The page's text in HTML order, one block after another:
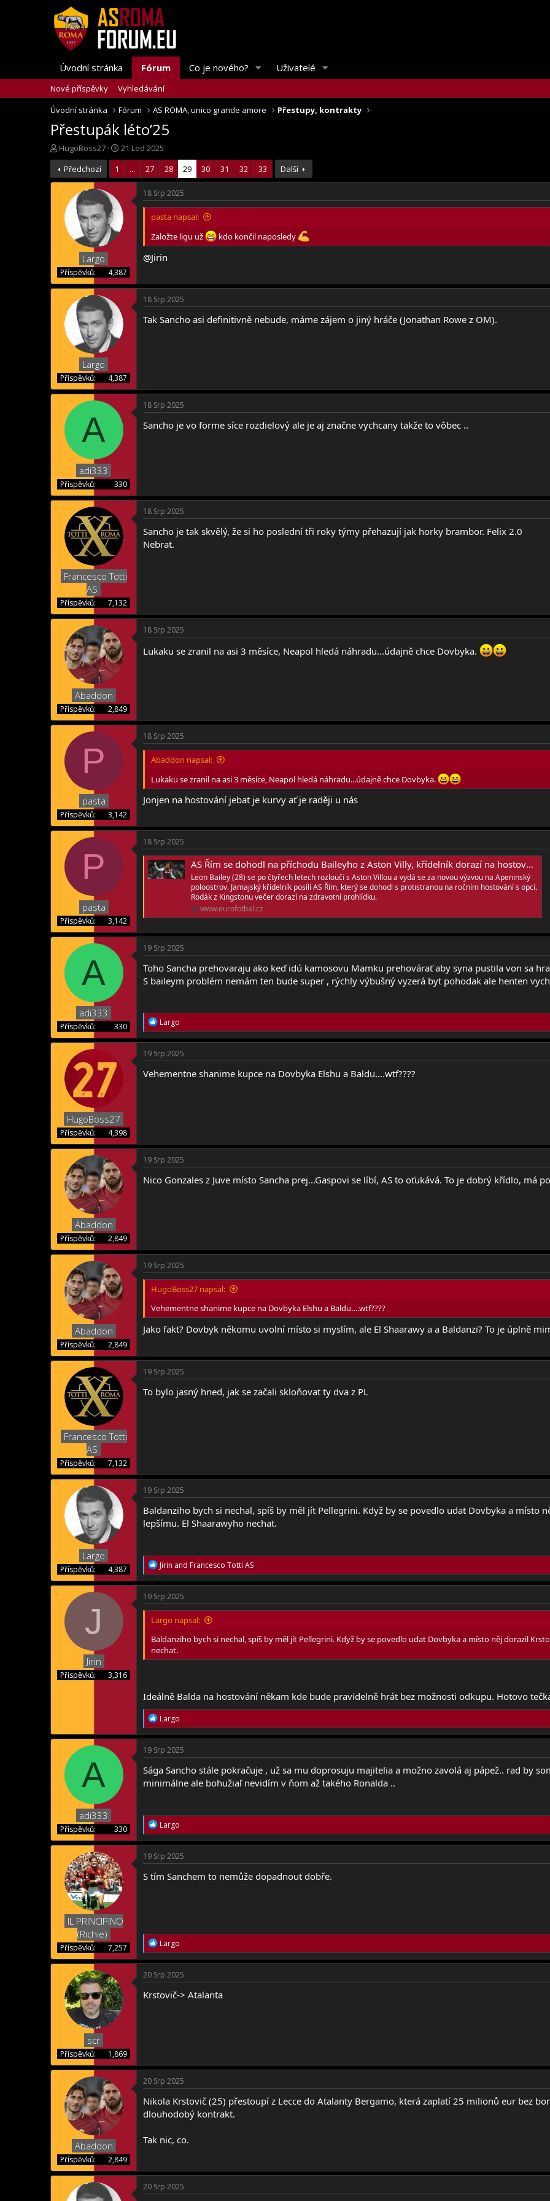
Úvodní stránka Fórum Co je nového? Uživatelé
Nové příspěvky
Vyhledávání
Úvodní stránka
Fórum AS ROMA, unico grande amore Přestupy, kontrakty
Přestupák léto’25
T
h
r
e
e
r
HugoBoss27
S
t
r
a
t
21 Led 2025
Předchozí
1 ... 27 28 29 30 31 32 33 Další
Largo
Příspěvků 4,387
18 Srp 2025
pasta napsal:
Založte ligu už
kdo končil naposledy
@Jirin
Largo
Příspěvků 4,387
18 Srp 2025
Tak Sancho asi definitivně nebude, máme zájem o jiný hráče (Jonathan Rowe z OM).
A
adi333
Příspěvků 330
18 Srp 2025
Sancho je vo forme síce rozdielový ale je aj značne vychcany takže to vôbec ..
Francesco Totti
AS
Příspěvků 7,132
18 Srp 2025
Sancho je tak skvělý, že si ho poslední tři roky týmy přehazují jak horky brambor. Felix 2.0
Nebrat.
Abaddon
Příspěvků 2,849
18 Srp 2025
Lukaku se zranil na asi 3 měsíce, Neapol hledá náhradu...údajně chce Dovbyka.
P
pasta
Příspěvků 3,142
18 Srp 2025
Abaddon napsal:
Lukaku se zranil na asi 3 měsíce, Neapol hledá náhradu...údajně chce Dovbyka.
Jonjen na hostování jebat je kurvy ať je raději u nás
P
pasta
Příspěvků 3,142
18 Srp 2025
AS Řím se dohodl na příchodu Baileyho z Aston Villy, křídelník dorazí na hostování s opcí
Leon Bailey (28) se po čtyřech letech rozloučí s Aston Villou a vydá se za novou výzvou na Apeninský
poloostrov. Jamajský křídelník posílí AS Řím, který se dohodl s protistranou na ročním hostování s opcí.
Rodák z Kingstonu večer dorazí na zdravotní prohlídku.
www.eurofotbal.cz
A
adi333
Příspěvků 330
19 Srp 2025
Toho Sancha prehovaraju ako keď idú kamosovu Mamku prehovárať aby syna pustila von sa
S baileym problém nemám ten bude super , rýchly výbušný vyzerá byt pohodak ale henten
R
e
a
c
t
i
o
Largo
HugoBoss27
Příspěvků 4,398
19 Srp 2025
Vehementne shanime kupce na Dovbyka Elshu a Baldu….wtf????
Abaddon
Příspěvků 2,849
19 Srp 2025
Nico Gonzales z Juve místo Sancha prej...Gaspovi se líbí, AS to oťukává. To je dobrý křídlo, má
Abaddon
Příspěvků 2,849
19 Srp 2025
HugoBoss27 napsal:
Vehementne shanime kupce na Dovbyka Elshu a Baldu….wtf????
Jako fakt? Dovbyk někomu uvolní místo si myslím, ale El Shaarawy a a Baldanzi? To je úplně
Francesco Totti
AS
Příspěvků 7,132
19 Srp 2025
To bylo jasný hned, jak se začali skloňovat ty dva z PL
Largo
Příspěvků 4,387
19 Srp 2025
Baldanziho bych si nechal, spíš by měl jít Pellegrini. Když by se povedlo udat Dovbyka a místo
lepšímu. El Shaarawyho nechat.
R
e
a
c
t
i
o
s
:
Jirin and Francesco Totti AS
J
Jirin
Příspěvků 3,316
19 Srp 2025
Largo napsal:
Baldanziho bych si nechal, spíš by měl jít Pellegrini. Když by se povedlo udat Dovbyka a místo něj dorazil
nechat.
Ideálně Balda na hostování někam kde bude pravidelně hrát bez možnosti odkupu. Hotovo
R
e
a
c
t
i
o
n
Largo
A
adi333
Příspěvků 330
19 Srp 2025
Sága Sancho stále pokračuje , už sa mu doprosuju majitelia a možno zavolá aj pápež.. rad by
minimálne ale bohužiaľ nevidím v ňom až takého Ronalda ..
R
e
a
c
t
i
o
Largo
IL PRINCIPINO
(Richie)
Příspěvků 7,257
19 Srp 2025
S tím Sanchem to nemůže dopadnout dobře.
R
e
a
c
t
i
o
Largo
scr
Příspěvků 1,869
20 Srp 2025
Krstovič-> Atalanta
Abaddon
Příspěvků 2,849
20 Srp 2025
Nikola Krstovič (25) přestoupí z Lecce do Atalanty Bergamo, která zaplatí 25 milionů eur bez
dlouhodobý kontrakt.
Tak nic, co.
20 Srp 2025